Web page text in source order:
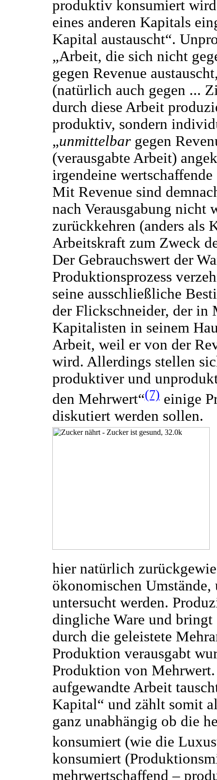
produktiv konsumiert
eines anderen Kapitals
Kapital austauscht“.
„Arbeit, die sich nicht
gegen Revenue
(natürlich auch gegen ...
durch diese Arbeit
produktiv, sondern
„unmittelbargegen
(verausgabte Arbeit)
irgendeine
Mit Revenue sind
nach Verausgabung nicht
zurückkehren (anders als
Arbeitskraft zum Zweck
Der Gebrauchswert der
Produktionsprozess
seine ausschließliche
der Flickschneider, der in
Kapitalisten in seinem
Arbeit, weil er von der
wird. Allerdings stellen
produktiver und
den Mehrwert“(7)einige
diskutiert werden sollen.
hier natürlich
ökonomischen
untersucht werden.
dingliche Ware und
durch die geleistete
Produktion verausgabt
Produktion von
aufgewandte Arbeit
Kapital“ und zählt somit
ganz unabhängig ob die
konsumiert (wie die
konsumiert
mehrwertschaffend –